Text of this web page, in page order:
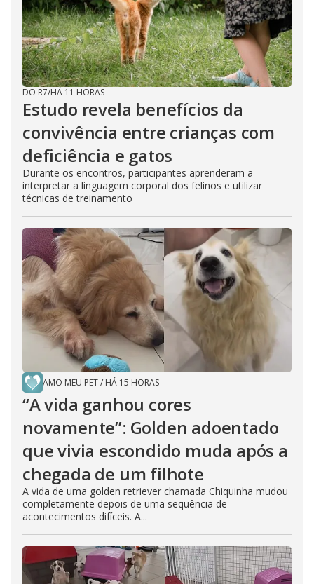
DO R7/HÁ 11 HORAS
Estudo revela benefícios da
convivência entre crianças com
deficiência e gatos
Durante os encontros, participantes aprenderam a
interpretar a linguagem corporal dos felinos e utilizar
técnicas de treinamento
AMO MEU PET/ HÁ 15 HORAS
“A vida ganhou cores
novamente”: Golden adoentado
que vivia escondido muda após a
chegada de um filhote
A vida de uma golden retriever chamada Chiquinha mudou
completamente depois de uma sequência de
acontecimentos difíceis. A...